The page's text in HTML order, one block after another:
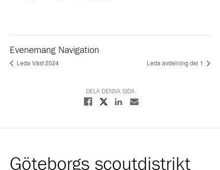
Evenemang Navigation
Leda Väst 2024 Leda avdelning del 1
DELA DENNA SIDA
Dela på Facebook
Dela på XDela på Linkedin
Dela med E-post
Göteborgs scoutdistrikt